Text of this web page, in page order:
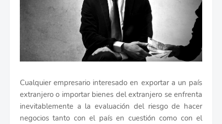
Cualquier empresario interesado en exportar a un país
extranjero o importar bienes del extranjero se enfrenta
inevitablemente a la evaluación del riesgo de hacer
negocios tanto con el país en cuestión como con el